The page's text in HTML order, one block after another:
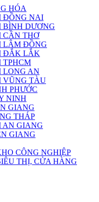
HÓA
ĐỒNG NAI
BÌNH DƯƠNG
CẦN THƠ
LÂM ĐỒNG
ĐẮK LẮK
TPHCM
LONG AN
VŨNG TÀU
PHƯỚC
NINH
GIANG
THÁP
AN GIANG
GIANG
CÔNG NGHIỆP
THỊ, CỬA HÀNG